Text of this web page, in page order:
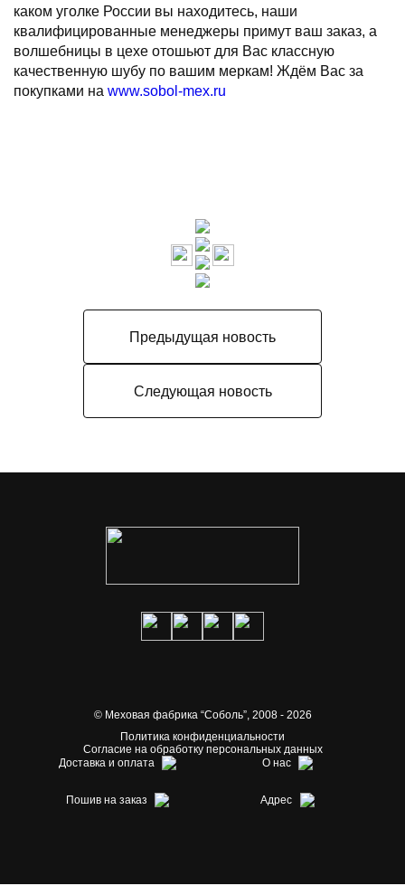
каком уголке России вы находитесь, наши
квалифицированные менеджеры примут ваш заказ, а
волшебницы в цехе отошьют для Вас классную
качественную шубу по вашим меркам! Ждём Вас за
покупками на www.sobol-mex.ru
Предыдущая новость
Следующая новость
© Меховая фабрика “Соболь”,2008 - 2026
Политика конфиденциальности
Согласие на обработку персональных данных
Доставка и оплата
О нас
Пошив на заказ Адрес